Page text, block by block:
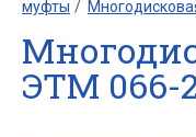
муфты
ЭТМ 066-